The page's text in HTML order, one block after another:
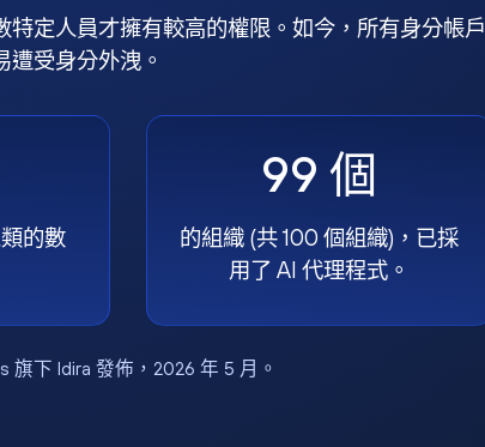
定人員才擁有較高的權限。如今，所有身分帳戶
受身分外洩。
的數
99 個
的組織 (共 100 個組織)，已採
用了 AI 代理程式。
旗下 Idira 發佈，2026 年 5 月。